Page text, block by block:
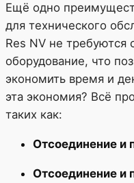
Ещё одно
для технического
Res NV не требуются
оборудование, что
экономить время и
эта экономия? Всё
таких как:
Отсоединение и
Отсоединение и